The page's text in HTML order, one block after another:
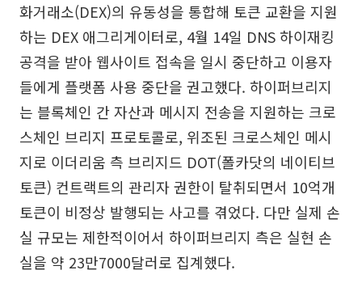
화거래소(DEX)의 유동성을 통합해 토큰 교환을 지원
하는 DEX 애그리게이터로, 4월 14일 DNS 하이재킹
공격을 받아 웹사이트 접속을 일시 중단하고 이용자
들에게 플랫폼 사용 중단을 권고했다. 하이퍼브리지
는 블록체인 간 자산과 메시지 전송을 지원하는 크로
스체인 브리지 프로토콜로, 위조된 크로스체인 메시
지로 이더리움 측 브리지드 DOT(폴카닷의 네이티브
토큰) 컨트랙트의 관리자 권한이 탈취되면서 10억개
토큰이 비정상 발행되는 사고를 겪었다. 다만 실제 손
실 규모는 제한적이어서 하이퍼브리지 측은 실현 손
실을 약 23만7000달러로 집계했다.